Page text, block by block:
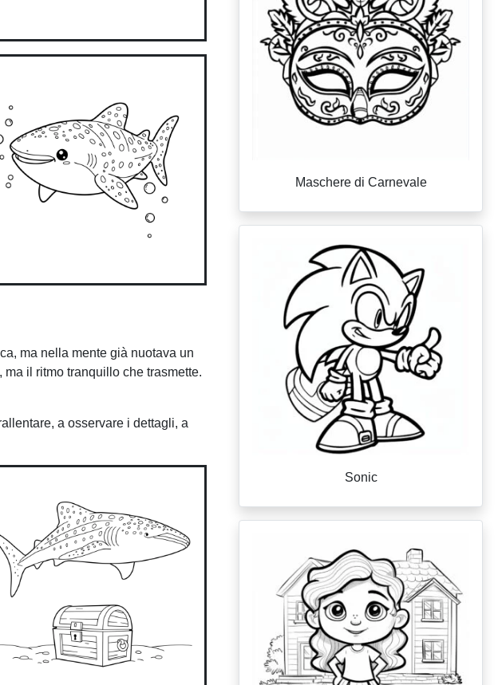
ma nella mente già nuotava un
il ritmo tranquillo che trasmette.
a osservare i dettagli, a
Maschere di Carnevale
Sonic